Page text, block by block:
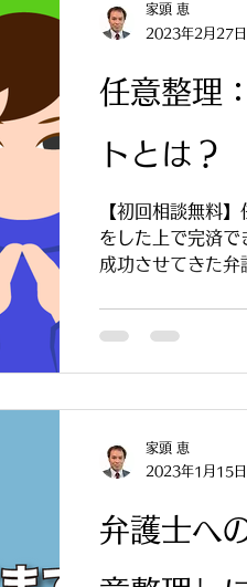
任意整理
トとは？
【初回相談無料
をした上で完済で
成功させてきた弁
家頭 恵
2023年2月27日
弁護士へ
家頭 恵
2023年1月15日